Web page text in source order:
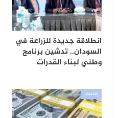
انطلاقة جديدة للزراعة في
السودان.. تدشين برنامج
وطني لبناء القدرات
إقتصاد